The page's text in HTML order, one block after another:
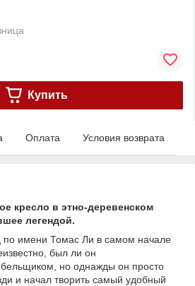
Купить
Оплата Условия возврата
кресло в этно-деревенском
легендой.
по имени Томас Ли в самом начале
был ли он
но однажды он просто
и начал творить самый удобный